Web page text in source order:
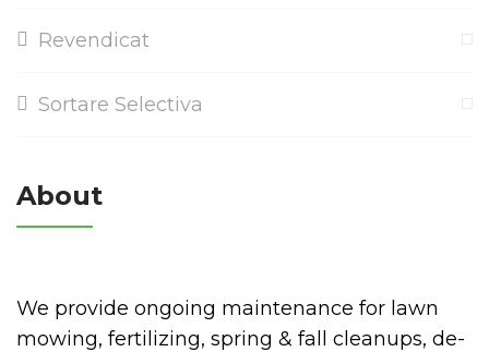
Revendicat
Sortare Selectiva
About
We provide ongoing maintenance for lawn
mowing, fertilizing, spring & fall cleanups, de-